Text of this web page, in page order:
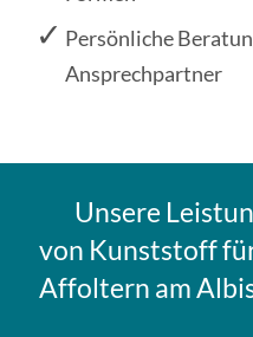
Persönliche
Ansprechpartner
Unsere
von Kunststoff
Affoltern am